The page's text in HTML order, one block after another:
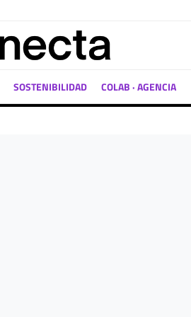
SOSTENIBILIDAD COLAB · AGENCIA